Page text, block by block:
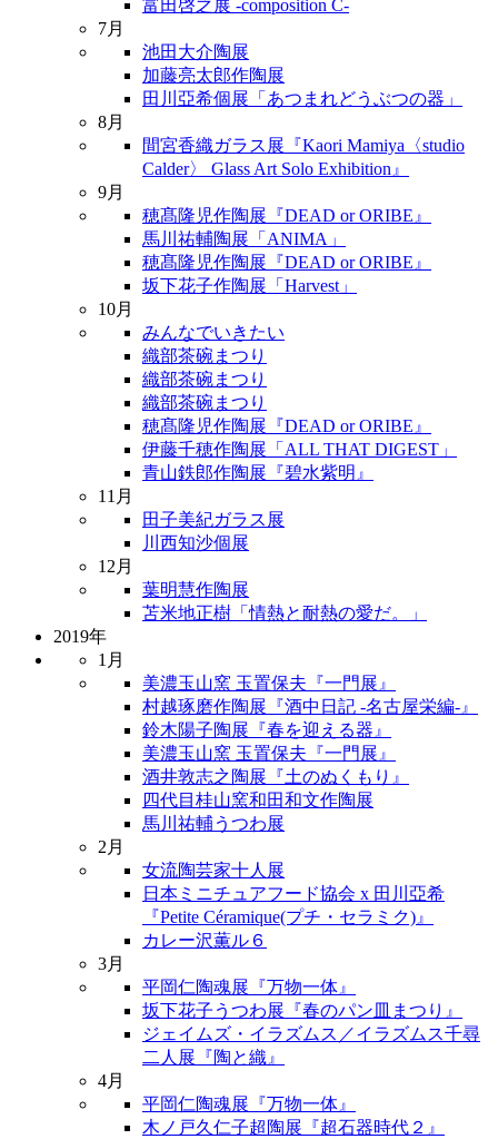
富田啓之展 -composition C-
7月
池田大介陶展
加藤亮太郎作陶展
田川亞希個展「あつまれどうぶつの器」
8月
間宮香織ガラス展『Kaori Mamiya〈studio
Calder〉 Glass Art Solo Exhibition』
9月
穂髙隆児作陶展『DEAD or ORIBE』
馬川祐輔陶展「ANIMA」
穂髙隆児作陶展『DEAD or ORIBE』
坂下花子作陶展「Harvest」
10月
みんなでいきたい
織部茶碗まつり
織部茶碗まつり
織部茶碗まつり
穂髙隆児作陶展『DEAD or ORIBE』
伊藤千穂作陶展「ALL THAT DIGEST」
青山鉄郎作陶展『碧水紫明』
11月
田子美紀ガラス展
川西知沙個展
12月
葉明慧作陶展
苫米地正樹「情熱と耐熱の愛だ。」
2019年
1月
美濃玉山窯 玉置保夫『一門展』
村越琢磨作陶展『酒中日記 -名古屋栄編-』
鈴木陽子陶展『春を迎える器』
美濃玉山窯 玉置保夫『一門展』
酒井敦志之陶展『土のぬくもり』
四代目桂山窯和田和文作陶展
馬川祐輔うつわ展
2月
女流陶芸家十人展
日本ミニチュアフード協会 x 田川亞希
『Petite Céramique(プチ・セラミク)』
カレー沢薫ル６
3月
平岡仁陶魂展『万物一体』
坂下花子うつわ展『春のパン皿まつり』
ジェイムズ・イラズムス／イラズムス千尋
二人展『陶と織』
4月
平岡仁陶魂展『万物一体』
木ノ戸久仁子超陶展『超石器時代２』